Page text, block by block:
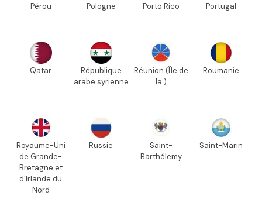
Pérou Pologne Porto Rico Portugal
Qatar
République
arabe syrienne
Réunion (Île de
la )
Roumanie
Royaume-Uni
de Grande-
Bretagne et
d'Irlande du
Nord
Russie
Saint-
Barthélemy
Saint-Marin